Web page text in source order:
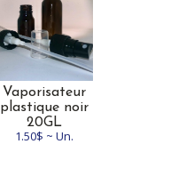
Vaporisateur
plastique noir
20GL
1.50$ ~ Un.